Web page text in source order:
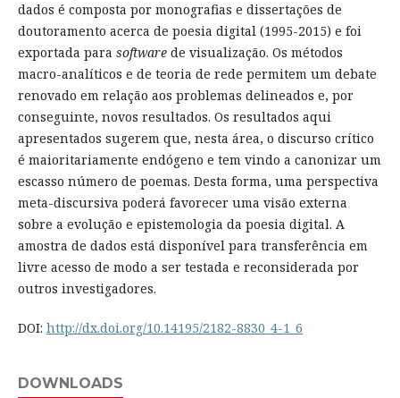
dados é composta por monografias e dissertações de
doutoramento acerca de poesia digital (1995-2015) e foi
exportada para softwarede visualização. Os métodos
macro-analíticos e de teoria de rede permitem um debate
renovado em relação aos problemas delineados e, por
conseguinte, novos resultados. Os resultados aqui
apresentados sugerem que, nesta área, o discurso crítico
é maioritariamente endógeno e tem vindo a canonizar um
escasso número de poemas. Desta forma, uma perspectiva
meta-discursiva poderá favorecer uma visão externa
sobre a evolução e epistemologia da poesia digital. A
amostra de dados está disponível para transferência em
livre acesso de modo a ser testada e reconsiderada por
outros investigadores.
DOI: http://dx.doi.org/10.14195/2182-8830_4-1_6
DOWNLOADS